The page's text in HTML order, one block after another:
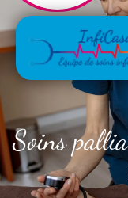
Soins